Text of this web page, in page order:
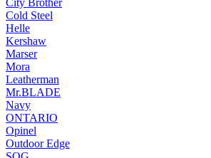
City Brother
Cold Steel
Helle
Kershaw
Marser
Mora
Leatherman
Mr.BLADE
Navy
ONTARIO
Opinel
Outdoor Edge